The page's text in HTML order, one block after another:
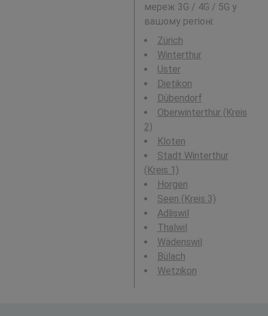
мереж 3G / 4G / 5G у
вашому регіоні:
Zürich
Winterthur
Uster
Dietikon
Dübendorf
Oberwinterthur (Kreis
2)
Kloten
Stadt Winterthur
(Kreis 1)
Horgen
Seen (Kreis 3)
Adliswil
Thalwil
Wädenswil
Bülach
Wetzikon